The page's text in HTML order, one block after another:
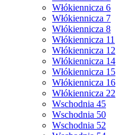
Włókiennicza 6
Włókiennicza 7
Włókiennicza 8
Włókiennicza 11
Włókiennicza 12
Włókiennicza 14
Włókiennicza 15
Włókiennicza 16
Włókiennicza 22
Wschodnia 45
Wschodnia 50
Wschodnia 52